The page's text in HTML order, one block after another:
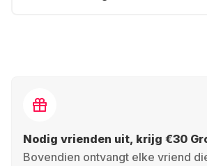
Nodig vrienden uit, krijg €30
Bovendien ontvangt elke vriend